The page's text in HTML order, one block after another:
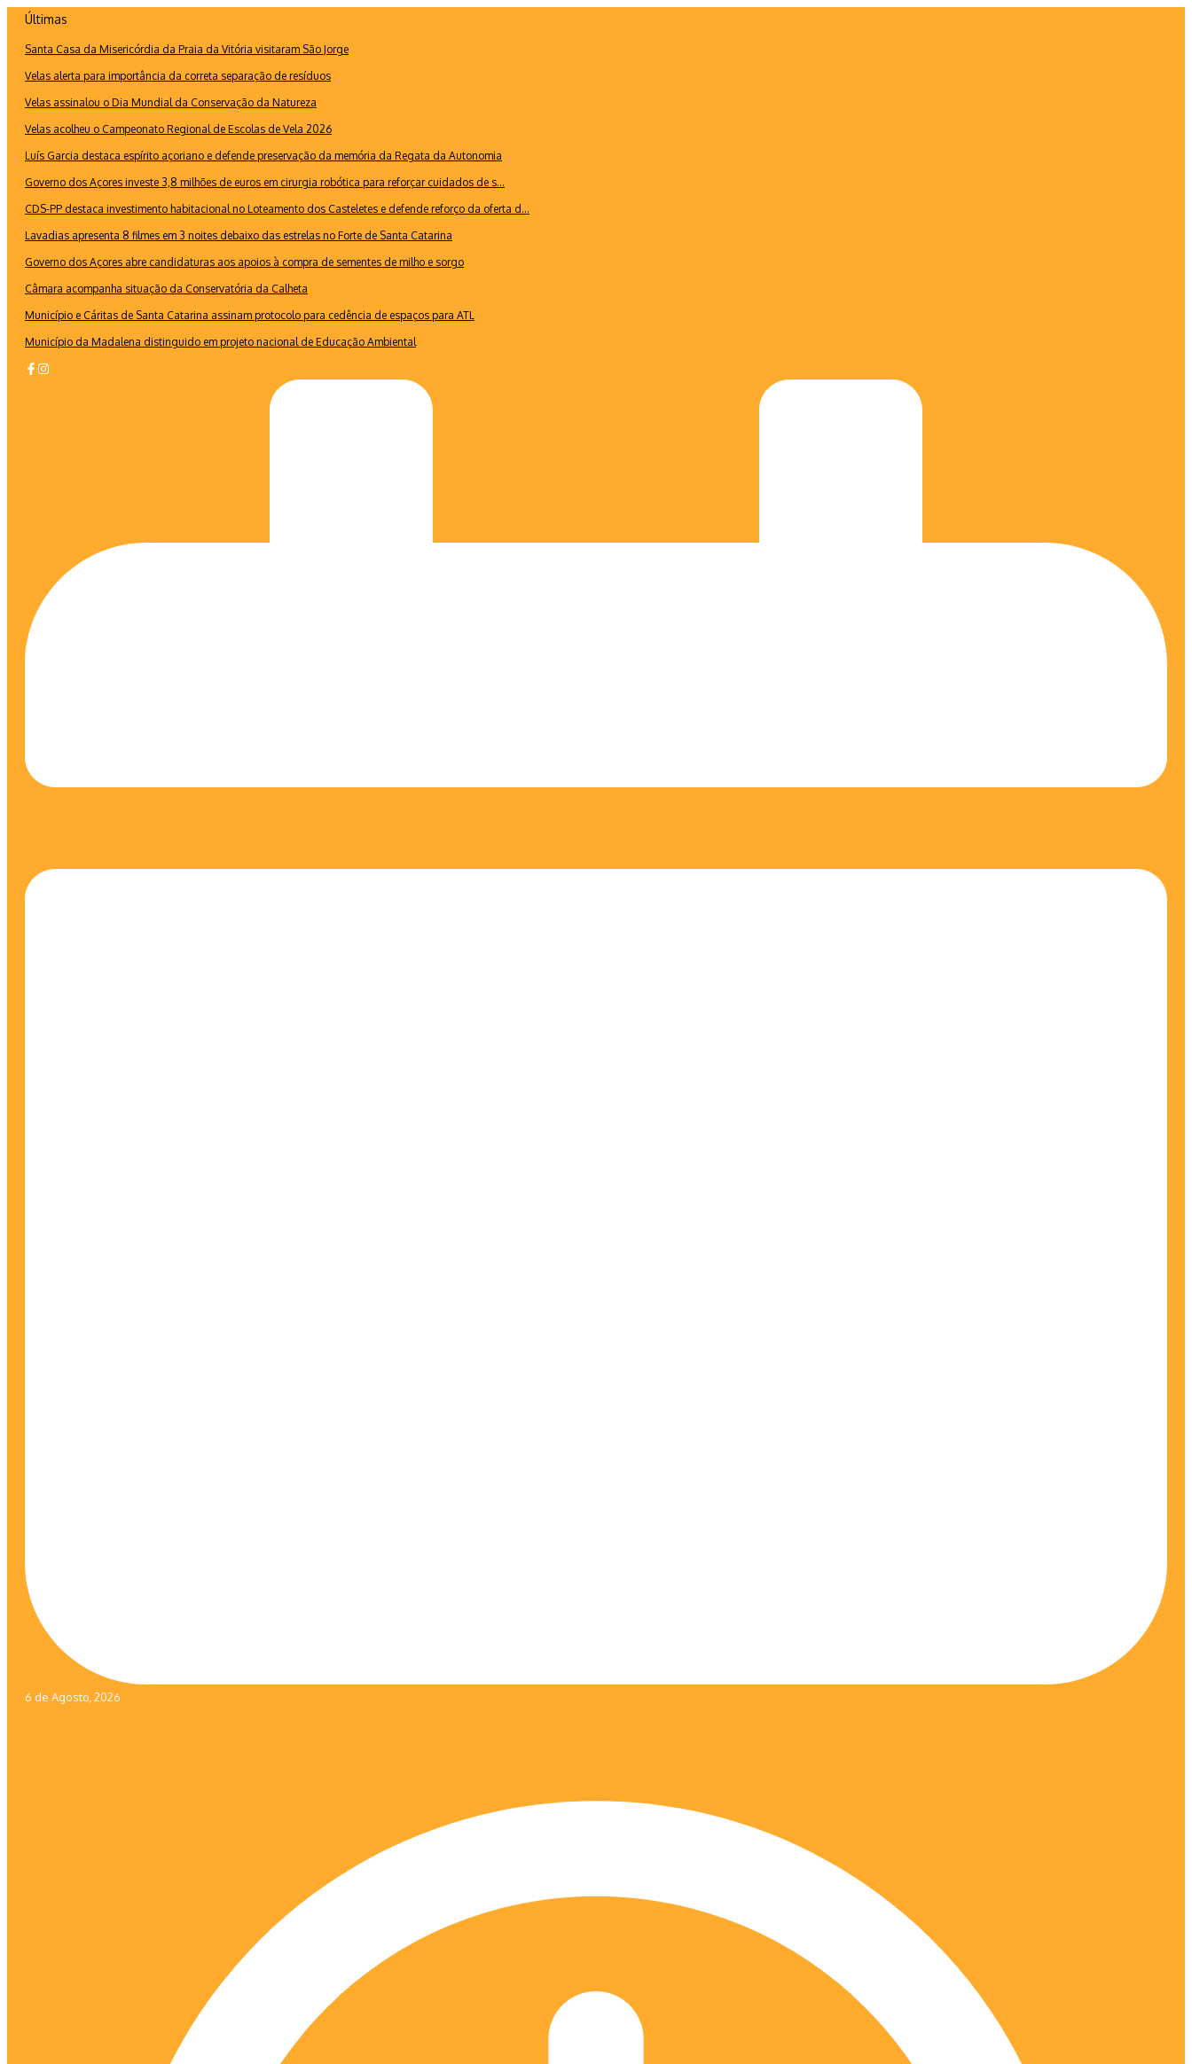
conteúdo
Últimas
Santa Casa da Misericórdia da Praia da Vitória visitaram São Jorge
Velas alerta para importância da correta separação de resíduos
Velas assinalou o Dia Mundial da Conservação da Natureza
Velas acolheu o Campeonato Regional de Escolas de Vela 2026
Luís Garcia destaca espírito açoriano e defende preservação da memória da Regata da Autonomia
Governo dos Açores investe 3,8 milhões de euros em cirurgia robótica para reforçar cuidados de s...
CDS-PP destaca investimento habitacional no Loteamento dos Casteletes e defende reforço da oferta d...
Lavadias apresenta 8 filmes em 3 noites debaixo das estrelas no Forte de Santa Catarina
Governo dos Açores abre candidaturas aos apoios à compra de sementes de milho e sorgo
Câmara acompanha situação da Conservatória da Calheta
Município e Cáritas de Santa Catarina assinam protocolo para cedência de espaços para ATL
Município da Madalena distinguido em projeto nacional de Educação Ambiental
6 de Agosto, 2026